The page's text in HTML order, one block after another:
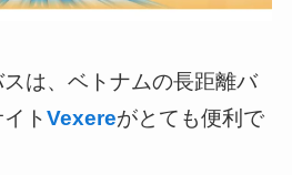
は、ベトナムの長距離バ
トVexereがとても便利で